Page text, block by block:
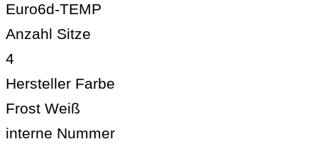
Euro6d-TEMP
Anzahl Sitze
4
Hersteller Farbe
Frost Weiß
interne Nummer